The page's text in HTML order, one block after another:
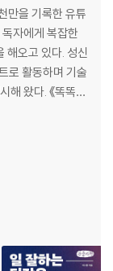
만을 기록한 유튜
자에게 복잡한
해오고 있다. 성신
로 활동하며 기술
. 《똑똑한
대》, 《NFT의
는 기술 트렌드 속